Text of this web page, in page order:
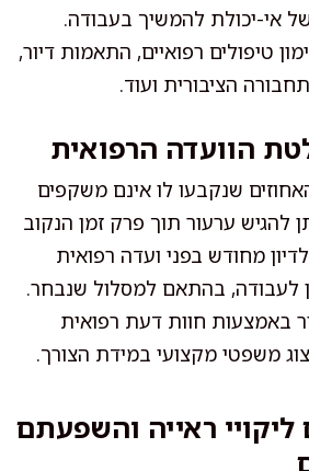
אי-יכולת להמשיך בעבודה.
טיפולים רפואיים, התאמות דיור,
הציבורית ועוד.
הוועדה הרפואית
שנקבעו לו אינם משקפים
להגיש ערעור תוך פרק זמן הנקוב
מחודש בפני ועדה רפואית
לעבודה, בהתאם למסלול שנבחר.
באמצעות חוות דעת רפואית
משפטי מקצועי במידת הצורך.
ראייה והשפעתם